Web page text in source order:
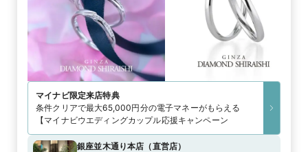
マイナビ限定来店特典
条件クリアで最大65,000円分の電子マネーがもらえる
【マイナビウエディングカップル応援キャンペーン
銀座並木通り本店 （直営店）